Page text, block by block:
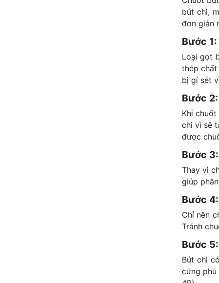
bút chì,
đơn giản
Bước
Loại gọt
thép
bị gỉ sét
Bước
Khi
chì vì sẽ
được
Bước
Thay vì
giúp
Bước
Chỉ nên
Tránh
Bước
Bút chì
cứng phù